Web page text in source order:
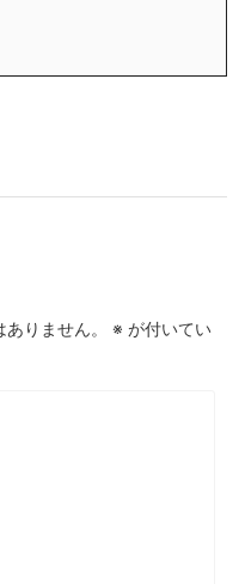
りません。 ※ が付いてい